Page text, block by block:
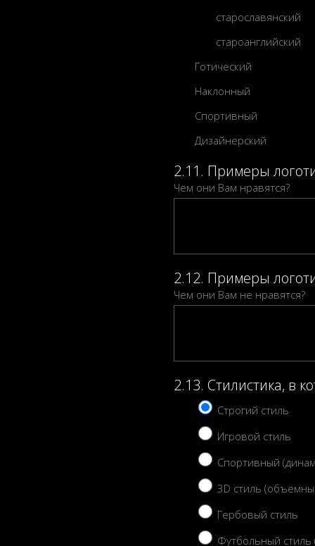
старославянский
староанглийский
Готический
Наклонный
Спортивный
Дизайнерский
2.11. Примеры
Чем они Вам нравятся?
2.12. Примеры
Чем они Вам не нравятся?
2.13. Стилистика, в
Строгий стиль
Игровой стиль
Спортивный
3D стиль
Гербовый стиль
Футбольный